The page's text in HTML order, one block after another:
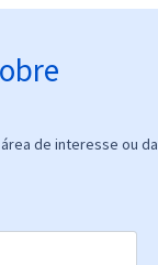
de interesse ou da